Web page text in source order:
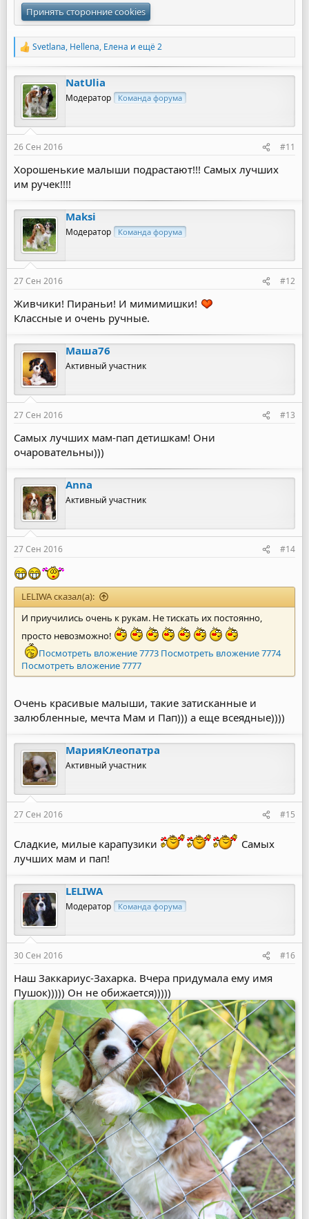
Принять сторонние cookies
Р
а
к
ц
и
и
:
Svetlana, Hellena, Елена и ещё 2
NatUlia
Модератор Команда форума
26 Сен 2016 #11
Хорошенькие малыши подрастают!!! Самых лучших
им ручек!!!!
Maksi
Модератор Команда форума
27 Сен 2016 #12
Живчики! Пираньи! И мимимишки!
Классные и очень ручные.
Маша76
Активный участник
27 Сен 2016 #13
Самых лучших мам-пап детишкам! Они
очаровательны)))
Anna
Активный участник
27 Сен 2016 #14
LELIWA сказал(а):
И приучились очень к рукам. Не тискать их постоянно,
просто невозможно!
Посмотреть вложение 7773 Посмотреть вложение 7774
Посмотреть вложение 7777
Очень красивые малыши, такие затисканные и
залюбленные, мечта Мам и Пап))) а еще всеядные))))
МарияКлеопатра
Активный участник
27 Сен 2016 #15
Сладкие, милые карапузики
Самых
лучших мам и пап!
LELIWA
Модератор Команда форума
30 Сен 2016 #16
Наш Заккариус-Захарка. Вчера придумала ему имя
Пушок))))) Он не обижается)))))